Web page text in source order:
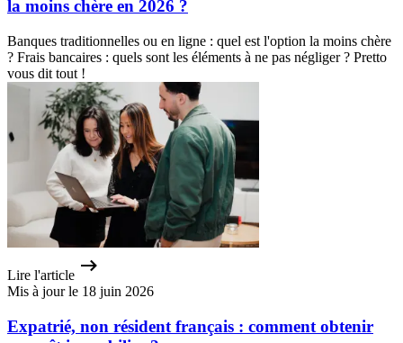
la moins chère en 2026 ?
Banques traditionnelles ou en ligne : quel est l'option la moins chère
? Frais bancaires : quels sont les éléments à ne pas négliger ? Pretto
vous dit tout !
Lire l'article
Mis à jour le 18 juin 2026
Expatrié, non résident français : comment obtenir